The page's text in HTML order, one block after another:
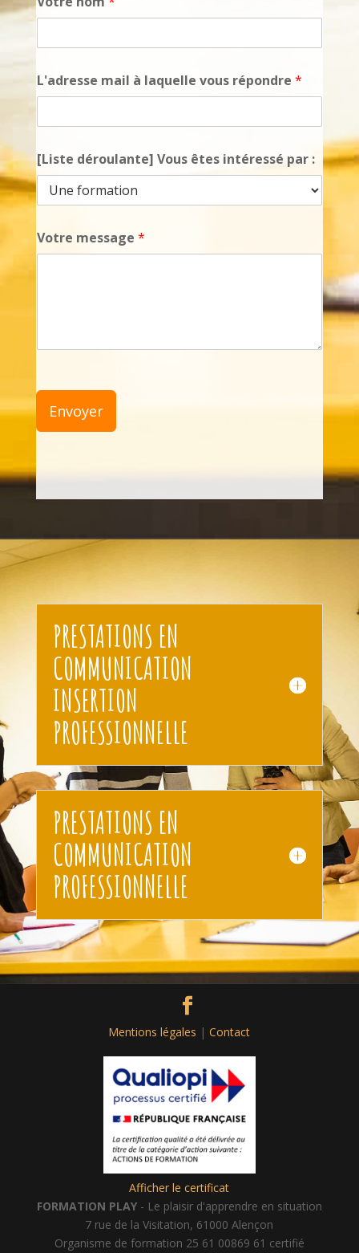
L'adresse mail à laquelle vous répondre *
[Liste déroulante] Vous êtes intéressé par :
Votre message *
Envoyer
PRESTATIONS EN
COMMUNICATION
INSERTION
PROFESSIONNELLE
PRESTATIONS EN
COMMUNICATION
PROFESSIONNELLE
Mentions légales |Contact
Afficher le certificat
FORMATION PLAY- Le plaisir d'apprendre en situation
7 rue de la Visitation, 61000 Alençon
Organisme de formation 25 61 00869 61 certifié